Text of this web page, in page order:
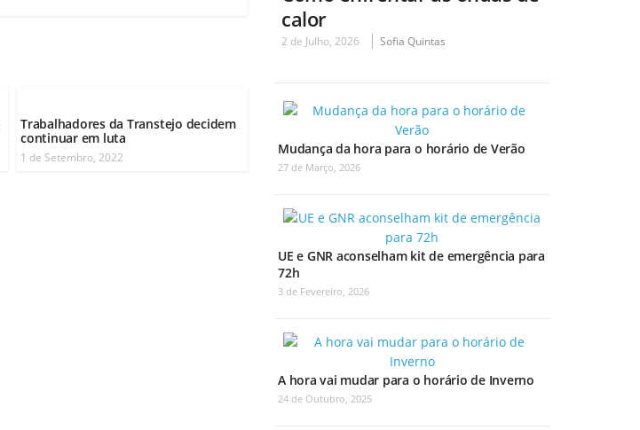
Trabalhadores da Transtejo decidem
continuar em luta
1 de Setembro, 2022
calor
2 de Julho, 2026 Sofia Quintas
Mudança da hora para o horário de Verão
27 de Março, 2026
UE e GNR aconselham kit de emergência para
72h
3 de Fevereiro, 2026
A hora vai mudar para o horário de Inverno
24 de Outubro, 2025